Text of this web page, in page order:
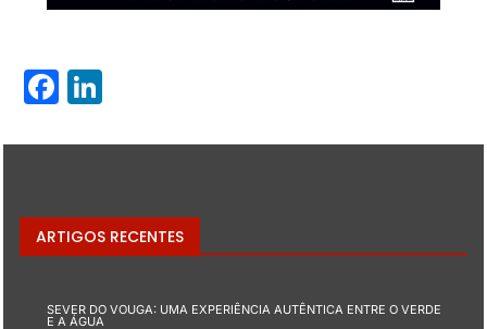
Facebook
ARTIGOS RECENTES
SEVER DO VOUGA: UMA EXPERIÊNCIA AUTÊNTICA ENTRE O VERDE
E A ÁGUA